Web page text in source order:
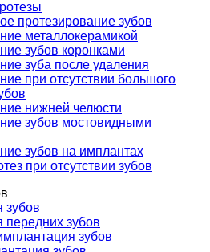
протезирование зубов
металлокерамикой
зубов коронками
зуба после удаления
при отсутствии большого
нижней челюсти
зубов мостовидными
зубов на имплантах
при отсутствии зубов
зубов
передних зубов
зубов